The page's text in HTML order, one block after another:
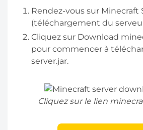
Rendez-vous sur Minecraft
(téléchargement du
Cliquez sur Download
pour commencer à
server.jar.
Cliquez sur le lien